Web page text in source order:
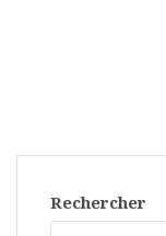
Rechercher